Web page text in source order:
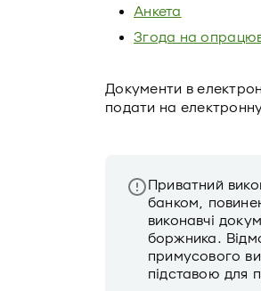
Анкета
Згода на
Документи в
подати на
Приватний
банком,
виконавчі
боржника.
примусового
підставою для